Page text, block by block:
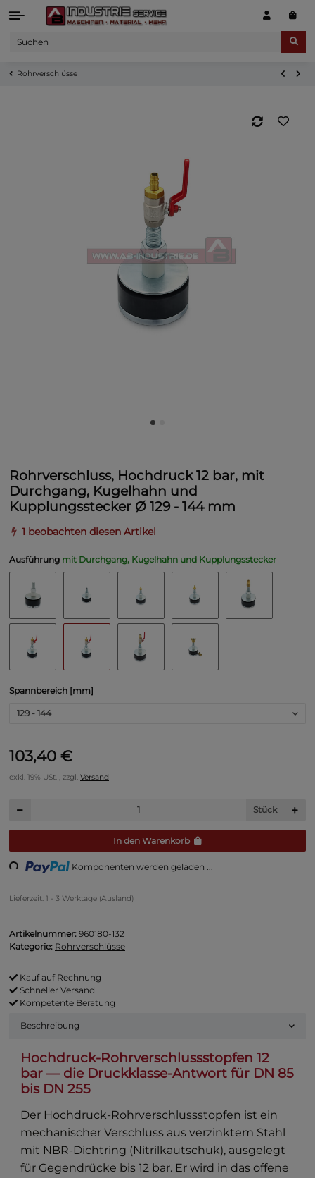
Rohrverschlüsse
Rohrverschluss, Hochdruck 12 bar, mit
Durchgang, Kugelhahn und
Kupplungsstecker Ø 129 - 144 mm
1 beobachten diesen Artikel
Ausführung mit Durchgang, Kugelhahn und Kupplungsstecker
Spannbereich [mm]
129 - 144
103,40 €
exkl. 19% USt. , zzgl. Versand
Stück
In den Warenkorb
Komponenten werden geladen ...
Lieferzeit: 1 - 3 Werktage (Ausland)
Artikelnummer: 960180-132
Kategorie: Rohrverschlüsse
Kauf auf Rechnung
Schneller Versand
Kompetente Beratung
Beschreibung
Hochdruck-Rohrverschlussstopfen 12
bar — die Druckklasse-Antwort für DN 85
bis DN 255
Der Hochdruck-Rohrverschlussstopfen ist ein
mechanischer Verschluss aus verzinktem Stahl
mit NBR-Dichtring (Nitrilkautschuk), ausgelegt
für Gegendrücke bis 12 bar. Er wird in das offene